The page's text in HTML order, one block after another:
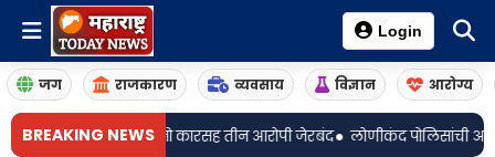
Login
जग राजकारण व्यवसाय विज्ञान आरोग्य
BREAKING NEWS
व बलेनो कारसह तीन आरोपी जेरबंद• लोणीकंद पोलिसांची अमली